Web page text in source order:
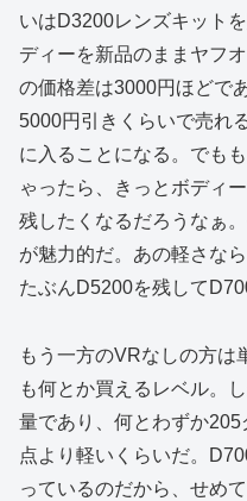
いはD3200レンズキット
ディーを新品のままヤフ
の価格差は3000円ほどで
5000円引きくらいで売れ
に入ることになる。でも
ゃったら、きっとボディ
残したくなるだろうなぁ
が魅力的だ。あの軽さな
たぶんD5200を残して
もう一方のVRなしの方は
も何とか買えるレベル。
量であり、何とわずか
点より軽いくらいだ。
っているのだから、せめ